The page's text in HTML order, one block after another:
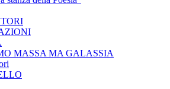
MASSA MA GALASSIA